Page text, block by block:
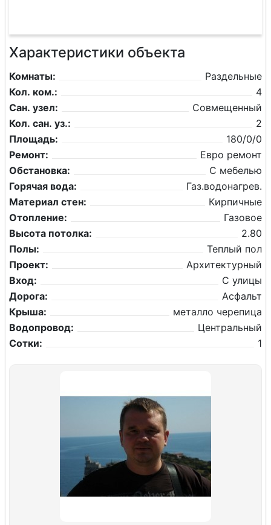
Характеристики объекта
Комнаты:
Раздельные
Кол. ком.:
4
Сан. узел:
Совмещенный
Кол. сан. уз.:
2
Площадь:
180/0/0
Ремонт:
Евро ремонт
Обстановка:
С мебелью
Горячая вода:
Газ.водонагрев.
Материал стен:
Кирпичные
Отопление:
Газовое
Высота потолка:
2.80
Полы:
Теплый пол
Проект:
Архитектурный
Вход:
С улицы
Дорога:
Асфальт
Крыша:
металло черепица
Водопровод:
Центральный
Сотки:
1